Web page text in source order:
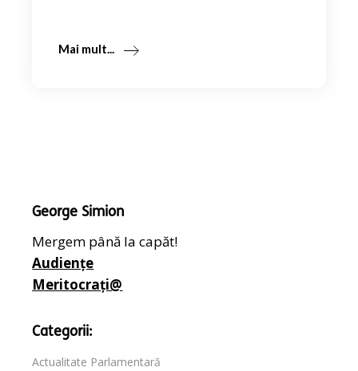
Mai mult...
George Simion
Mergem până la capăt!
Audiențe
Meritocrați@
Categorii:
Actualitate Parlamentară